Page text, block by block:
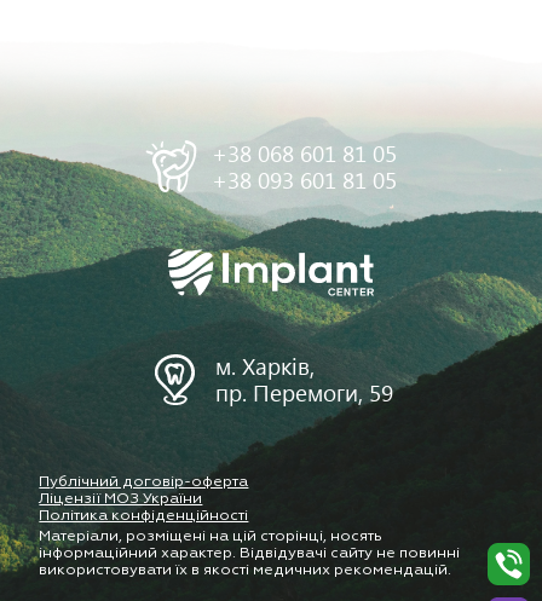
+38 068 601 81 05
+38 093 601 81 05
м. Харків,
пр. Перемоги, 59
Публічний договір-оферта
Ліцензії МОЗ України
Політика конфіденційності
Матеріали, розміщені на цій сторінці, носять
інформаційний характер. Відвідувачі сайту не повинні
використовувати їх в якості медичних рекомендацій.